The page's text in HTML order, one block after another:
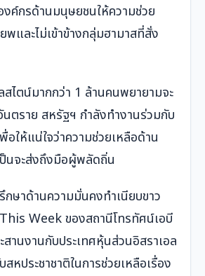
งค์กรด้านมนุษยชนให้ความช่วย
พและไม่เข้าข้างกลุ่มฮามาสที่สั่ง
สไตน์มากกว่า 1 ล้านคนพยายามจะ
นตราย สหรัฐฯ กำลังทำงานร่วมกับ
อให้แน่ใจว่าความช่วยเหลือด้าน
นจะส่งถึงมือผู้พลัดถิ่น
กษาด้านความมั่นคงทำเนียบขาว
Week ของสถานีโทรทัศน์เอบี
สานงานกับประเทศหุ้นส่วนอิสราเอล
สหประชาชาติในการช่วยเหลือเรื่อง